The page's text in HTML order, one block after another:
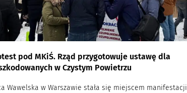
pod MKiŚ. Rząd przygotowuje ustawę dla
w Czystym Powietrzu
Wawelska w Warszawie stała się miejscem manifestacji